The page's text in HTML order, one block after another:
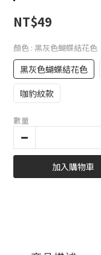
NT$49
顏色 : 黑灰色蝴蝶結花色
黑灰色蝴蝶結花色
咖豹紋款
數量
加入購物車